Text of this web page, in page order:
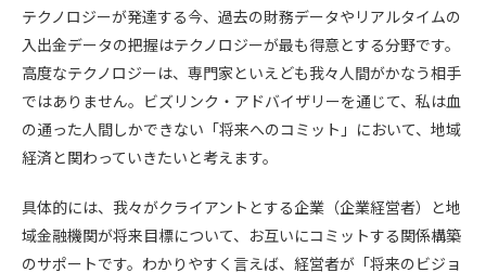
テクノロジーが発達する今、過去の財務データやリアルタイムの
入出金データの把握はテクノロジーが最も得意とする分野です。
高度なテクノロジーは、専門家といえども我々人間がかなう相手
ではありません。ビズリンク・アドバイザリーを通じて、私は血
の通った人間しかできない「将来へのコミット」において、地域
経済と関わっていきたいと考えます。
具体的には、我々がクライアントとする企業（企業経営者）と地
域金融機関が将来目標について、お互いにコミットする関係構築
のサポートです。わかりやすく言えば、経営者が「将来のビジョ